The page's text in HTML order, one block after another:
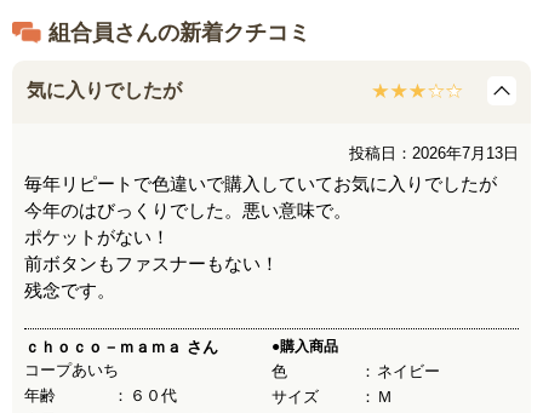
組合員さんの新着クチコミ
気に入りでしたが
投稿日：2026年7月13日
毎年リピートで色違いで購入していてお気に入りでしたが
今年のはびっくりでした。悪い意味で。
ポケットがない！
前ボタンもファスナーもない！
残念です。
ｃｈｏｃｏ－ｍａｍａ さん
コープあいち
年齢
６０代
●購入商品
色
ネイビー
サイズ
Ｍ